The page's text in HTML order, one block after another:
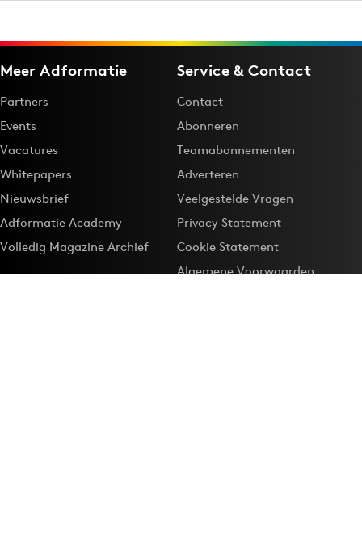
Meer Adformatie
Partners
Events
Vacatures
Whitepapers
Nieuwsbrief
Adformatie Academy
Volledig Magazine Archief
Service & Contact
Contact
Abonneren
Teamabonnementen
Adverteren
Veelgestelde Vragen
Privacy Statement
Cookie Statement
Algemene Voorwaarden